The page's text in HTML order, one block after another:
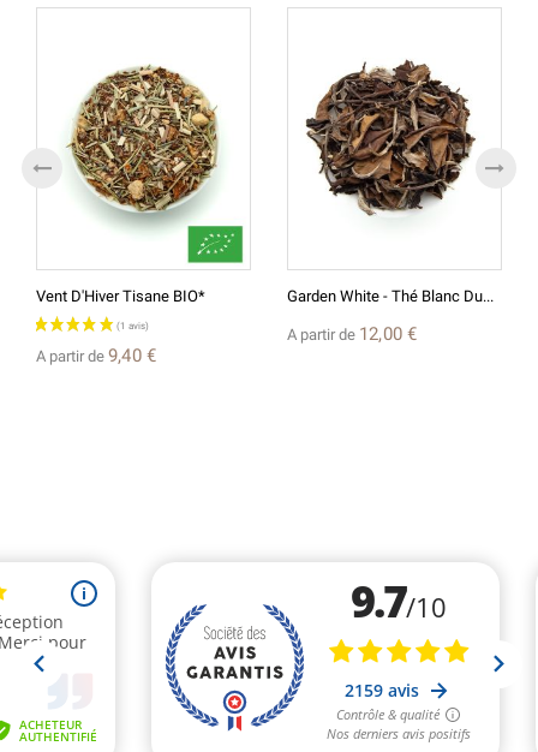
Vent D'Hiver Tisane BIO*
A partir de 9,40 €
Garden White - Thé Blanc Du...
A partir de 12,00 €